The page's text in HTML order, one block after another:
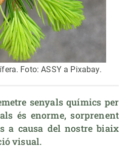
Foto: ASSY a Pixabay.
senyals químics per
és enorme, sorprenent
a causa del nostre biaix
visual.